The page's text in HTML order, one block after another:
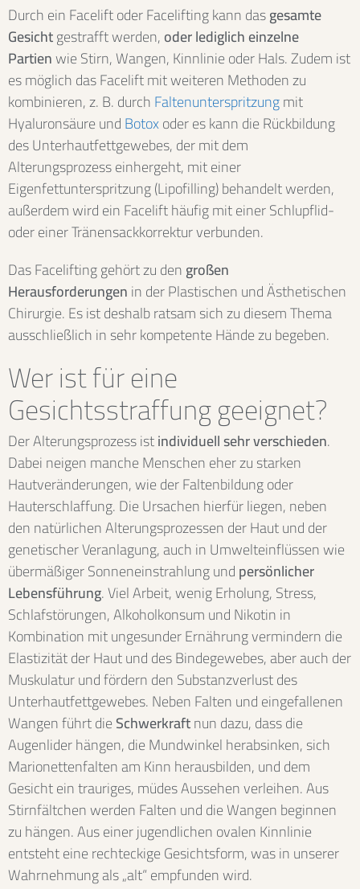
Durch ein Facelift oder Facelifting kann dasgesamte
Gesichtgestrafft werden,oder lediglich einzelne
Partienwie Stirn, Wangen, Kinnlinie oder Hals. Zudem ist
es möglich das Facelift mit weiteren Methoden zu
kombinieren, z. B. durchFaltenunterspritzungmit
Hyaluronsäure undBotoxoder es kann die Rückbildung
des Unterhautfettgewebes, der mit dem
Alterungsprozess einhergeht, mit einer
Eigenfettunterspritzung (Lipofilling) behandelt werden,
außerdem wird ein Facelift häufig mit einer Schlupflid-
oder einer Tränensackkorrektur verbunden.
Das Facelifting gehört zu dengroßen
Herausforderungenin der Plastischen und Ästhetischen
Chirurgie. Es ist deshalb ratsam sich zu diesem Thema
ausschließlich in sehr kompetente Hände zu begeben.
Wer ist für eine
Gesichtsstraffung geeignet?
Der Alterungsprozess istindividuell sehr verschieden.
Dabei neigen manche Menschen eher zu starken
Hautveränderungen, wie der Faltenbildung oder
Hauterschlaffung. Die Ursachen hierfür liegen, neben
den natürlichen Alterungsprozessen der Haut und der
genetischer Veranlagung, auch in Umwelteinflüssen wie
übermäßiger Sonneneinstrahlung undpersönlicher
Lebensführung. Viel Arbeit, wenig Erholung, Stress,
Schlafstörungen, Alkoholkonsum und Nikotin in
Kombination mit ungesunder Ernährung vermindern die
Elastizität der Haut und des Bindegewebes, aber auch der
Muskulatur und fördern den Substanzverlust des
Unterhautfettgewebes. Neben Falten und eingefallenen
Wangen führt dieSchwerkraftnun dazu, dass die
Augenlider hängen, die Mundwinkel herabsinken, sich
Marionettenfalten am Kinn herausbilden, und dem
Gesicht ein trauriges, müdes Aussehen verleihen. Aus
Stirnfältchen werden Falten und die Wangen beginnen
zu hängen. Aus einer jugendlichen ovalen Kinnlinie
entsteht eine rechteckige Gesichtsform, was in unserer
Wahrnehmung als „alt“ empfunden wird.